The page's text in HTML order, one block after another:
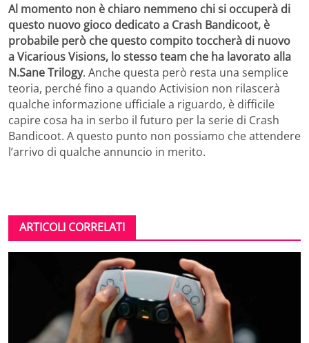
Al momento non è chiaro nemmeno chi si occuperà di
questo nuovo gioco dedicato a Crash Bandicoot, è
probabile però che questo compito toccherà di nuovo
a Vicarious Visions, lo stesso team che ha lavorato alla
N.Sane Trilogy. Anche questa però resta una semplice
teoria, perché fino a quando Activision non rilascerà
qualche informazione ufficiale a riguardo, è difficile
capire cosa ha in serbo il futuro per la serie di Crash
Bandicoot. A questo punto non possiamo che attendere
l’arrivo di qualche annuncio in merito.
ARTICOLI CORRELATI